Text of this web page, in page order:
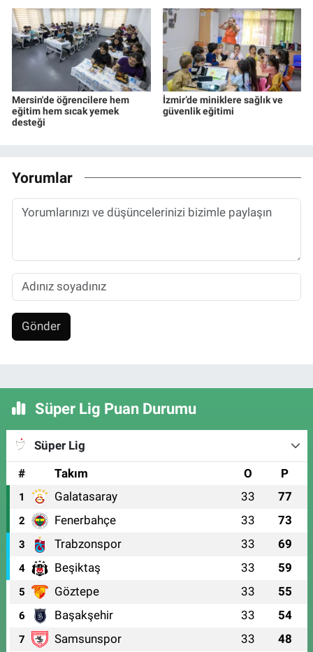
Mersin'de öğrencilere hem
eğitim hem sıcak yemek
desteği
İzmir’de miniklere sağlık ve
güvenlik eğitimi
Yorumlar
Gönder
Süper Lig Puan Durumu
Süper Lig
#
Takım O P
1 Galatasaray 33 77
2 Fenerbahçe 33 73
3 Trabzonspor 33 69
4 Beşiktaş 33 59
5 Göztepe 33 55
6 Başakşehir 33 54
7 Samsunspor 33 48